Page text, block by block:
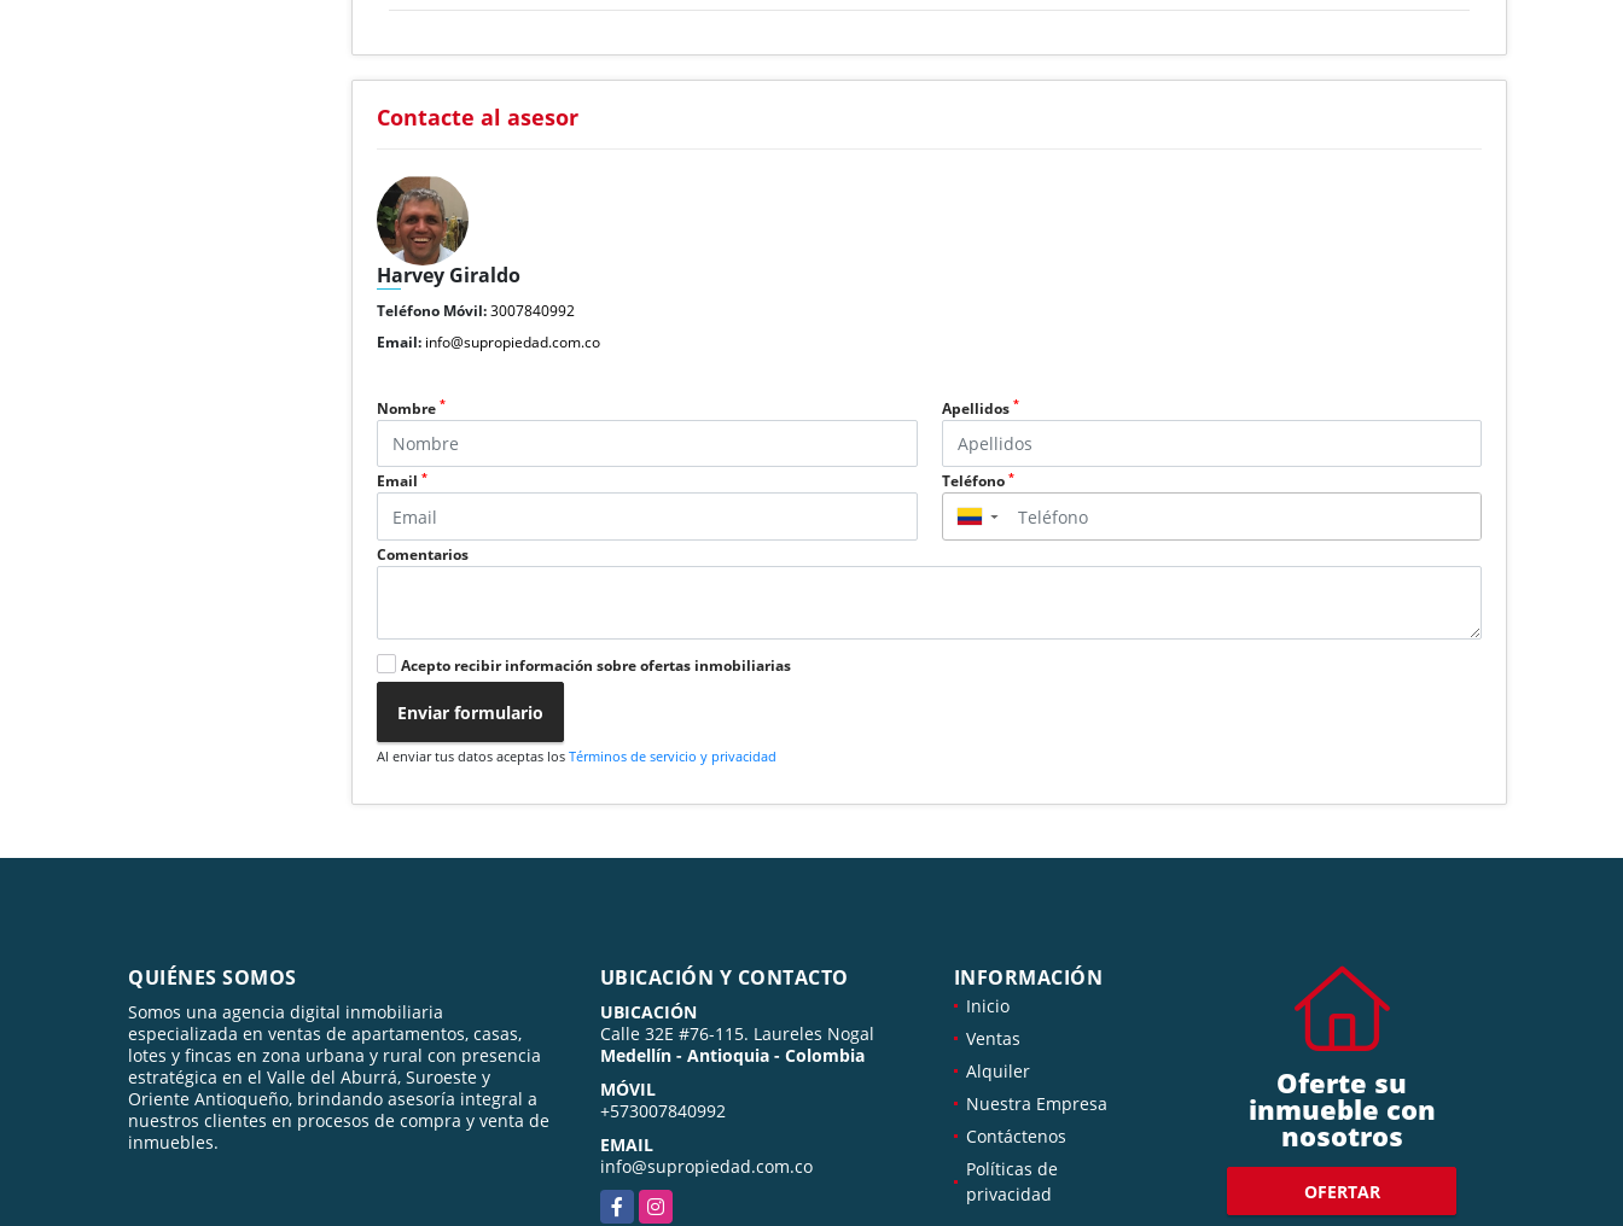
Contacte al asesor
Harvey Giraldo
Teléfono Móvil:3007840992
Email: info@supropiedad.com.co
Nombre* Apellidos *
Email* Teléfono *
▼
Comentarios
Acepto recibir información sobre ofertas inmobiliarias
Enviar formulario
Al enviar tus datos aceptas losTérminos de servicio y privacidad
QUIÉNES SOMOS
Somos una agencia digital inmobiliaria
especializada en ventas de apartamentos, casas,
lotes y fincas en zona urbana y rural con presencia
estratégica en el Valle del Aburrá, Suroeste y
Oriente Antioqueño, brindando asesoría integral a
nuestros clientes en procesos de compra y venta de
inmuebles.
UBICACIÓN Y CONTACTO
UBICACIÓN
Calle 32E #76-115. Laureles Nogal
Medellín - Antioquia - Colombia
MÓVIL
+573007840992
EMAIL
info@supropiedad.com.co
FacebookInstagram
INFORMACIÓN
Inicio
Ventas
Alquiler
Nuestra Empresa
Contáctenos
Políticas de
privacidad
Oferte su
inmueble con
nosotros
OFERTAR